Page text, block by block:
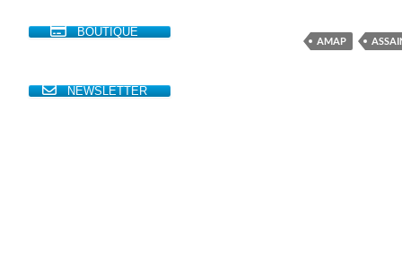
AMAP
BOUTIQUE
NEWSLETTER